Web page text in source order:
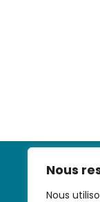
Nous
Nous